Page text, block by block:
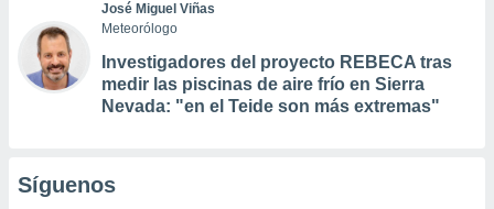
José Miguel Viñas
Meteorólogo
Investigadores del proyecto REBECA tras
medir las piscinas de aire frío en Sierra
Nevada: "en el Teide son más extremas"
Síguenos